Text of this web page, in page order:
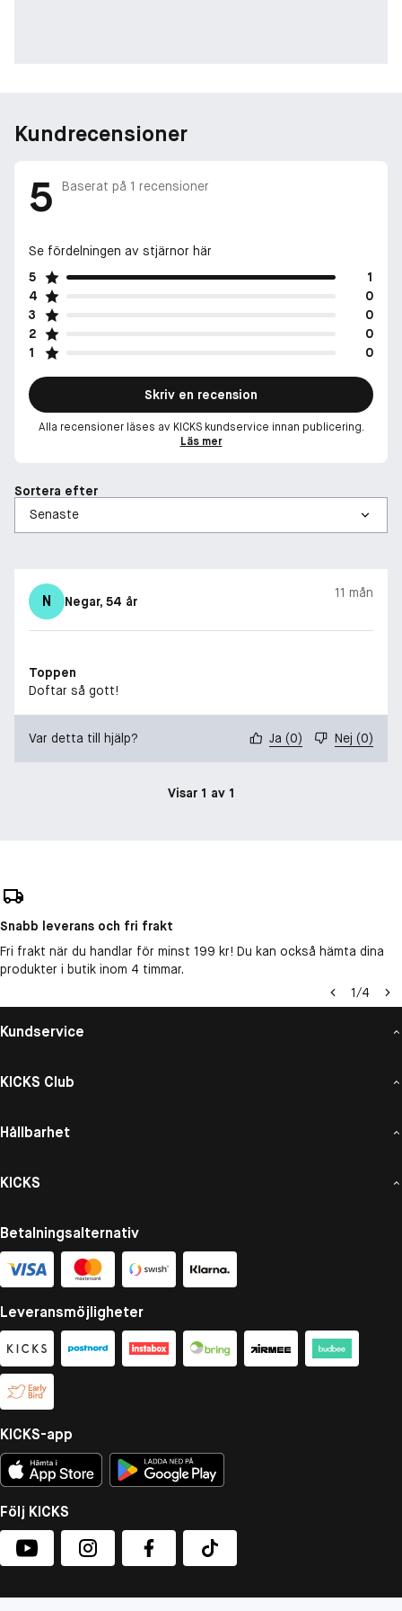
Kundrecensioner
5 Baserat på 1 recensioner
Se fördelningen av stjärnor här
5
1
4
0
3
0
2
0
1
0
Skriv en recension
Alla recensioner läses av KICKS kundservice innan publicering.
Läs mer
Sortera efter
N Negar, 54 år
11 mån
Toppen
Doftar så gott!
Var detta till hjälp? Ja (0) Nej (0)
Visar 1 av 1
Snabb leverans och fri frakt
Fri frakt när du handlar för minst 199 kr! Du kan också hämta dina
produkter i butik inom 4 timmar.
1/4
Kundservice
KICKS Club
Hållbarhet
KICKS
Betalningsalternativ
Leveransmöjligheter
KICKS-app
Följ KICKS